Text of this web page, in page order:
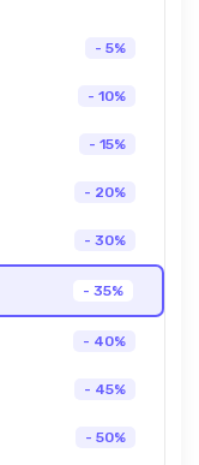
- 5%
- 10%
- 15%
- 20%
- 30%
- 35%
- 40%
- 45%
- 50%